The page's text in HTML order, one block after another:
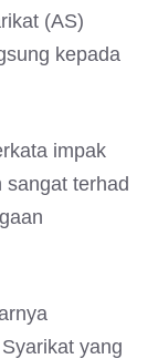
(AS)
kepada
impak
terhad
yang